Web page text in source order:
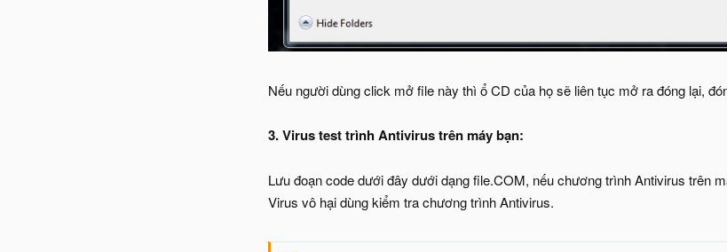
Nếu người dùng click mở file này thì ổ CD của họ sẽ liên tục mở ra đóng lại,
3. Virus test trình Antivirus trên máy bạn:
Lưu đoạn code dưới đây dưới dạng file.COM, nếu chương trình Antivirus trên
Virus vô hại dùng kiểm tra chương trình Antivirus.